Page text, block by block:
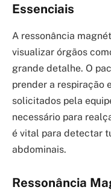
Essenciais
A ressonância
visualizar órgãos
grande detalhe. O
prender a respiração
solicitados pela
necessário para
é vital para detectar
abdominais.
Ressonância